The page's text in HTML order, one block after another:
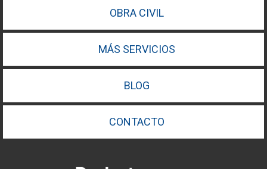
OBRA CIVIL
MÁS SERVICIOS
BLOG
CONTACTO